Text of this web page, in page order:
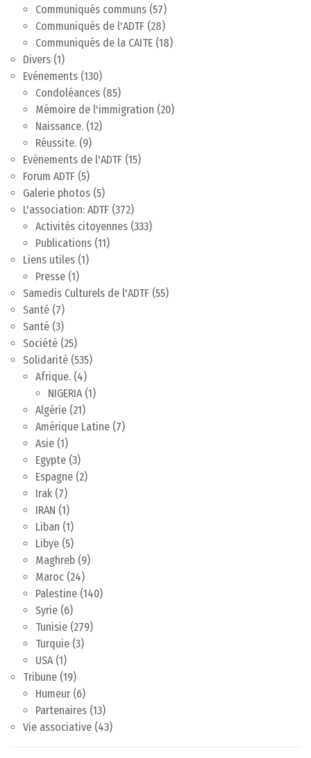
Communiqués communs (57)
Communiqués de l'ADTF (28)
Communiqués de la CAITE (18)
Divers (1)
Evénements (130)
Condoléances (85)
Mémoire de l'immigration (20)
Naissance. (12)
Réussite. (9)
Evènements de l'ADTF (15)
Forum ADTF (5)
Galerie photos (5)
L'association: ADTF (372)
Activités citoyennes (333)
Publications (11)
Liens utiles (1)
Presse (1)
Samedis Culturels de l'ADTF (55)
Santé (7)
Santé (3)
Société (25)
Solidarité (535)
Afrique. (4)
NIGERIA (1)
Algérie (21)
Amérique Latine (7)
Asie (1)
Egypte (3)
Espagne (2)
Irak (7)
IRAN (1)
Liban (1)
Libye (5)
Maghreb (9)
Maroc (24)
Palestine (140)
Syrie (6)
Tunisie (279)
Turquie (3)
USA (1)
Tribune (19)
Humeur (6)
Partenaires (13)
Vie associative (43)